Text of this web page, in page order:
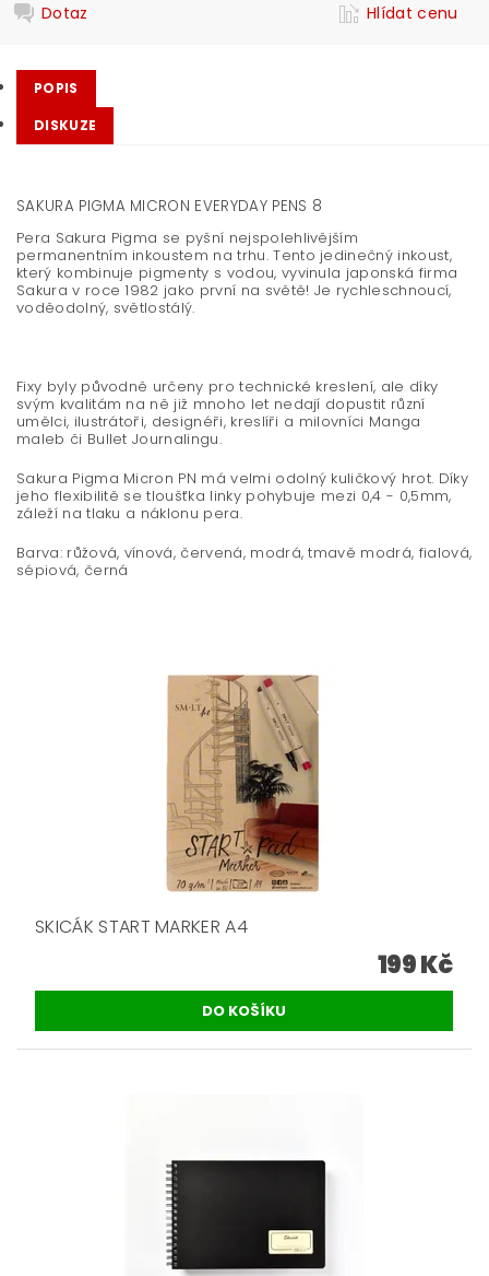
Dotaz
Hlídat cenu
POPIS
DISKUZE
SAKURA PIGMA MICRON EVERYDAY PENS 8
Pera Sakura Pigma se pyšní nejspolehlivějším
permanentním inkoustem na trhu. Tento jedinečný inkoust,
který kombinuje pigmenty s vodou, vyvinula japonská firma
Sakura v roce 1982 jako první na světě! Je rychleschnoucí,
voděodolný, světlostálý.
Fixy byly původně určeny pro technické kreslení, ale díky
svým kvalitám na ně již mnoho let nedají dopustit různí
umělci, ilustrátoři, designéři, kreslíři a milovníci Manga
maleb či Bullet Journalingu.
Sakura Pigma Micron PN má velmi odolný kuličkový hrot. Díky
jeho flexibilitě se tloušťka linky pohybuje mezi 0,4 - 0,5mm,
záleží na tlaku a náklonu pera.
Barva: růžová, vínová, červená, modrá, tmavě modrá, fialová,
sépiová, černá
SKICÁK START MARKER A4
199 Kč